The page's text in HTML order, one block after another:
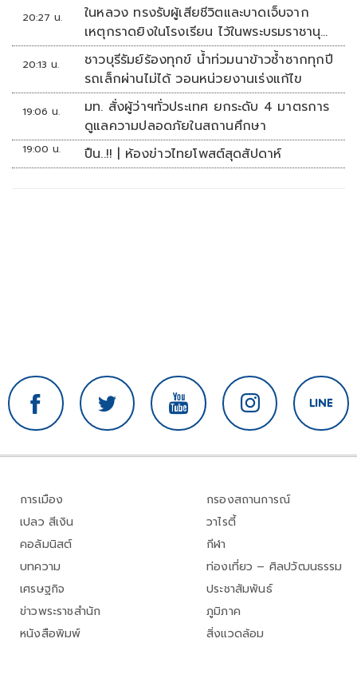
20:27 น.
ในหลวง ทรงรับผู้เสียชีวิตและบาดเจ็บจาก
เหตุกราดยิงในโรงเรียน ไว้ในพระบรมราชานุ
เคราะห์
20:13 น.
ชาวบุรีรัมย์ร้องทุกข์ น้ำท่วมนาข้าวซ้ำซากทุกปี
รถเล็กผ่านไม่ได้ วอนหน่วยงานเร่งแก้ไข
19:06 น.
มท. สั่งผู้ว่าฯทั่วประเทศ ยกระดับ 4 มาตรการ
ดูแลความปลอดภัยในสถานศึกษา
19:00 น. ปืน..!! | ห้องข่าวไทยโพสต์สุดสัปดาห์
การเมือง
เปลว สีเงิน
คอลัมนิสต์
บทความ
เศรษฐกิจ
ข่าวพระราชสำนัก
หนังสือพิมพ์
กรองสถานการณ์
วาไรตี้
กีฬา
ท่องเที่ยว – ศิลปวัฒนธรรม
ประชาสัมพันธ์
ภูมิภาค
สิ่งแวดล้อม